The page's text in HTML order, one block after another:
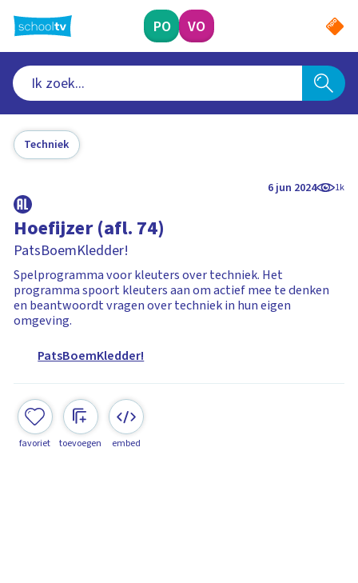
naar
hoofdinhoud
PO VO
Techniek
6 jun 2024 1k
Hoefijzer (afl. 74)
PatsBoemKledder!
Spelprogramma voor kleuters over techniek. Het
programma spoort kleuters aan om actief mee te denken
en beantwoordt vragen over techniek in hun eigen
omgeving.
PatsBoemKledder!
favoriet toevoegen embed